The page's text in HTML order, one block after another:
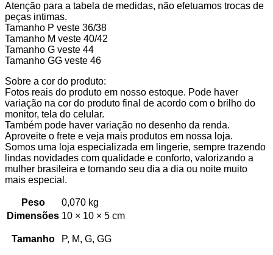
Atenção para a tabela de medidas, não efetuamos trocas de
peças intimas.
Tamanho P veste 36/38
Tamanho M veste 40/42
Tamanho G veste 44
Tamanho GG veste 46
Sobre a cor do produto:
Fotos reais do produto em nosso estoque. Pode haver
variação na cor do produto final de acordo com o brilho do
monitor, tela do celular.
Também pode haver variação no desenho da renda.
Aproveite o frete e veja mais produtos em nossa loja.
Somos uma loja especializada em lingerie, sempre trazendo
lindas novidades com qualidade e conforto, valorizando a
mulher brasileira e tornando seu dia a dia ou noite muito
mais especial.
Peso
0,070 kg
Dimensões 10 × 10 × 5 cm
Tamanho P, M, G, GG